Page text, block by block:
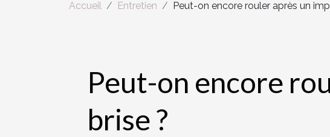
Accueil Entretien Peut-on encore rouler après un
Peut-on encore
brise ?